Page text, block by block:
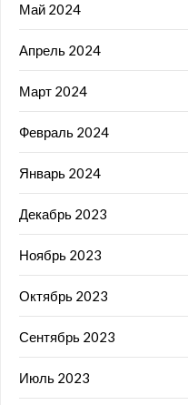
Май 2024
Апрель 2024
Март 2024
Февраль 2024
Январь 2024
Декабрь 2023
Ноябрь 2023
Октябрь 2023
Сентябрь 2023
Июль 2023